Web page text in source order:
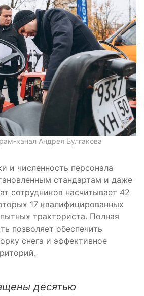
канал Андрея Булгакова
и численность персонала
стандартам и даже
сотрудников насчитывает 42
17 квалифицированных
тракториста. Полная
позволяет обеспечить
снега и эффективное
десятью